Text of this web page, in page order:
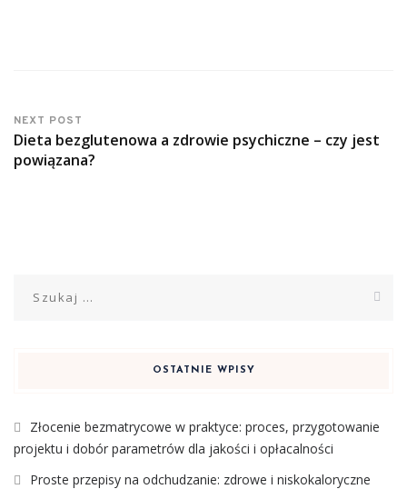
NEXT POST
Dieta bezglutenowa a zdrowie psychiczne – czy jest
powiązana?
OSTATNIE WPISY
Złocenie bezmatrycowe w praktyce: proces, przygotowanie
projektu i dobór parametrów dla jakości i opłacalności
Proste przepisy na odchudzanie: zdrowe i niskokaloryczne